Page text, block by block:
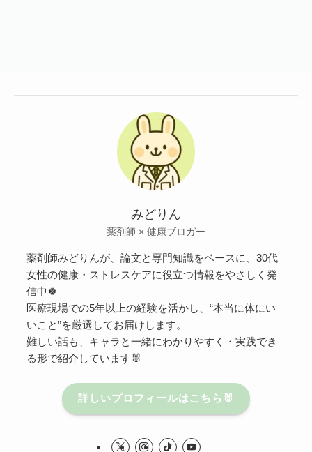
みどりん
薬剤師 × 健康ブロガー
薬剤師みどりんが、論文と専門知識をベースに、30代
女性の健康・ストレスケアに役立つ情報をやさしく発
信中🍀
医療現場での5年以上の経験を活かし、“本当に体にい
いこと”を厳選してお届けします。
難しい話も、キャラと一緒にわかりやすく・実践でき
る形で紹介しています🐰
詳しいプロフィールはこちら🐰